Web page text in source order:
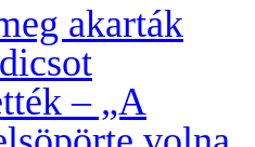
akarták
– „A